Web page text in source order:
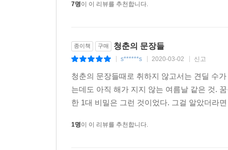
7명이 이 리뷰를 추천합니다.
종이책 구매 청춘의 문장들
s******s 2020-03-02 신고
청춘의 문장들때로 취하지 않고서는 견딜 수
는데도 아직 해가 지지 않는 여름날 같은 것.
한 1대 비밀은 그런 것이었다. 그걸 알았더라
1명이 이 리뷰를 추천합니다.